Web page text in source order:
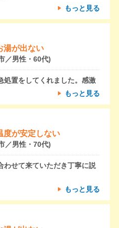
もっと見る
湯が出ない
／男性・60代)
処置をしてくれました。感激
もっと見る
度が安定しない
／男性・70代)
わせて来ていただき丁寧に説
もっと見る